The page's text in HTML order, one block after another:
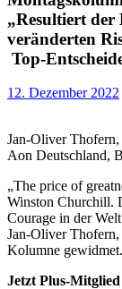
„Resultiert
veränderten
Top-
12. Dezember 2022
Jan-Oliver
Aon Deutschland,
„The price of
Winston Churchill.
Courage in der
Jan-Oliver
Kolumne gewidmet.
Jetzt Plus-